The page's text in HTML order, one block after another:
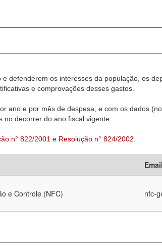
defenderem os interesses da população, os
e comprovações desses gastos.
ano e por mês de despesa, e com os dados
decorrer do ano fiscal vigente.
n° 822/2001 e Resolução n° 824/2002
e Controle (NFC) nfc-